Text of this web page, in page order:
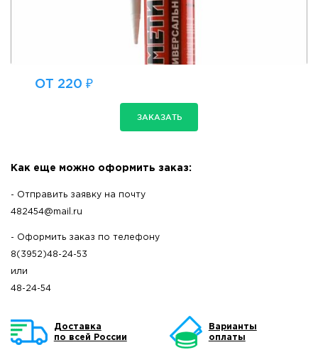
ОТ 220 ₽
ЗАКАЗАТЬ
Как еще можно оформить заказ:
- Отправить заявку на почту
482454@mail.ru
- Оформить заказ по телефону
8(3952)48-24-53
или
48-24-54
Доставка
по всей России
Варианты
оплаты